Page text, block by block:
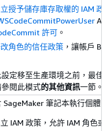
授予儲存庫存取權的 IAM 政
許可 。
角色的信任政策 ，讓帳戶 B
定移至生產環境之前，最佳
閱此模式的其他資訊一節。
SageMaker 筆記本執行個體
IAM 政策，允許 IAM 角色